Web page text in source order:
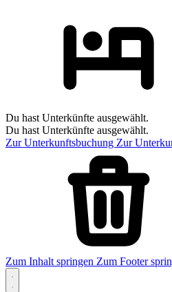
Du hast Unterkünfte ausgewählt.
Du hast Unterkünfte ausgewählt.
Zur Unterkunftsbuchung Zur
Zum Inhalt springen Zum Footer